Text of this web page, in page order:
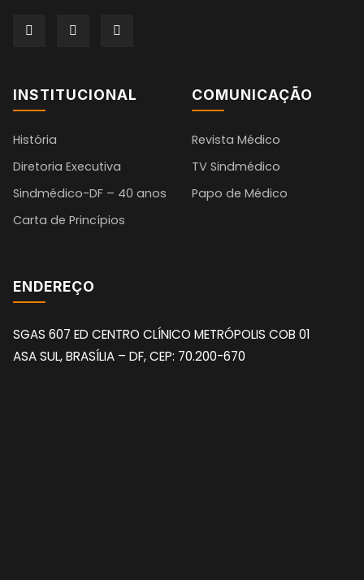
INSTITUCIONAL
História
Diretoria Executiva
Sindmédico-DF – 40 anos
Carta de Princípios
COMUNICAÇÃO
Revista Médico
TV Sindmédico
Papo de Médico
ENDEREÇO
SGAS 607 ED CENTRO CLÍNICO METRÓPOLIS COB 01
ASA SUL, BRASÍLIA – DF, CEP: 70.200-670